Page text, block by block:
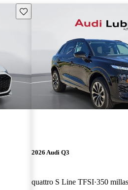
Guarda este Aviso
2026 Audi Q3
quattro S Line TFSI 350 millas